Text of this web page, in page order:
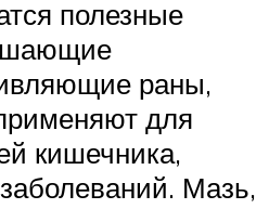
полезные
раны,
для
кишечника,
Мазь,